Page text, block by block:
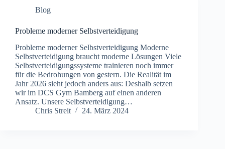
Blog
Probleme moderner Selbstverteidigung
Probleme moderner Selbstverteidigung Moderne
Selbstverteidigung braucht moderne Lösungen Viele
Selbstverteidigungssysteme trainieren noch immer
für die Bedrohungen von gestern. Die Realität im
Jahr 2026 sieht jedoch anders aus: Deshalb setzen
wir im DCS Gym Bamberg auf einen anderen
Ansatz. Unsere Selbstverteidigung…
Chris Streit
24. März 2024